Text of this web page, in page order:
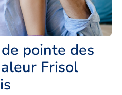
pointe des
Frisol